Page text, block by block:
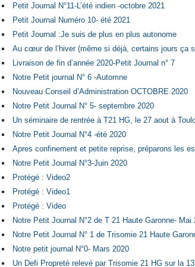
Petit Journal N°11-L’été indien -octobre 2021
Petit Journal Numéro 10- été 2021
Petit Journal :Je suis de plus en plus autonome
Au cœur de l’hiver (même si déjà, certains jours ça
Livraison de fin d’année 2020-Petit Journal n° 7
Notre Petit journal N° 6 -Automne
Nouveau Conseil d’Administration OCTOBRE 2020
Notre Petit Journal N° 5- septembre 2020
Un séminaire de rentrée à T21 HG, le 27 aout à
Notre Petit Journal N°4 -été 2020
Apres confinement et petite reprise, préparons les
Notre Petit Journal N°3-Juin 2020
Protégé : Video2
Protégé : Video1
Protégé : Video
Notre Petit Journal N°2 de T 21 Haute Garonne- Mai
Notre Petit Journal N° 1 de Trisomie 21 Haute
Notre petit journal N°0- Mars 2020
Un Defi Propreté relevé par Trisomie 21 HG sur la